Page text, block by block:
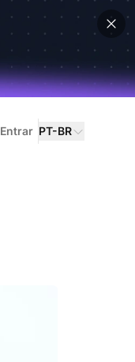
Entrar PT-BR